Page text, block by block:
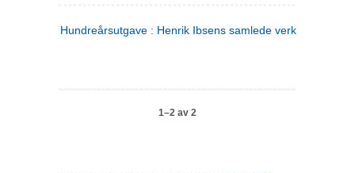
Hundreårsutgave : Henrik Ibsens samlede verker. 3
1–2 av 2